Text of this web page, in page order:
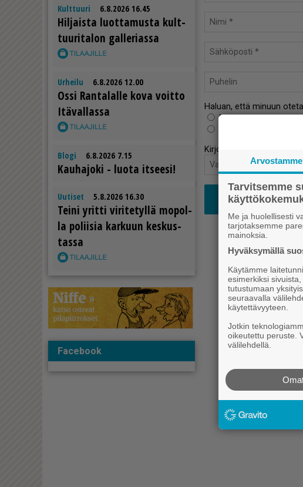
Kulttuuri 6.8.2026 16.45
Hil­jais­ta luot­ta­mus­ta kult­
tuu­ri­ta­lon gal­le­ri­as­sa
Urheilu 6.8.2026 12.00
Os­si Ran­ta­lal­le kova voit­to
Itä­val­las­sa
Blogi 6.8.2026 7.15
Kau­ha­jo­ki - luo­ta it­see­si!
Uutiset 5.8.2026 16.30
Tei­ni yrit­ti vi­ri­te­tyl­lä mo­pol­
la po­lii­sia kar­kuun kes­kus­
tas­sa
Facebook
Haluan, että minuun
Ei
Kirjoita seuraava
Tarvitsemme
Me ja huolellisesti
tarjotaksemme
mainoksia.
Hyväksymällä
Käytämme
esimerkiksi
tutustumaan
seuraavalla
käytettävyyteen.
Jotkin
oikeutettu peruste.
välilehdellä.